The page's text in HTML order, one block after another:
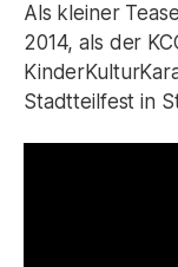
Als kleiner
2014, als der
Stadtteilfest in